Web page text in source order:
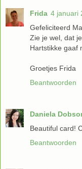
Frida 4 januari
Gefeliciteerd
Zie je wel, dat
Hartstikke gaaf
Groetjes Frida
Beantwoorden
Daniela
Beautiful card!
Beantwoorden